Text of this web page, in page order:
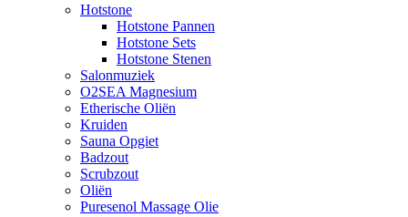
Hotstone
Hotstone Pannen
Hotstone Sets
Hotstone Stenen
Salonmuziek
O2SEA Magnesium
Etherische Oliën
Kruiden
Sauna Opgiet
Badzout
Scrubzout
Oliën
Puresenol Massage Olie